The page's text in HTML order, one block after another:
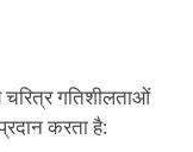
गतिशीलताओं
करता है: